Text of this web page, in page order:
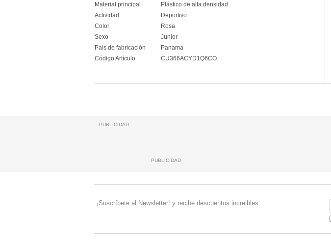
Material principal
Plástico de alta densidad
Actividad
Deportivo
Color
Rosa
Sexo
Junior
País de fabricación
Panama
Código Artículo
CU366ACYD1Q6CO
PUBLICIDAD
PUBLICIDAD
¡Suscríbete al Newsletter! y recibe descuentos increibles